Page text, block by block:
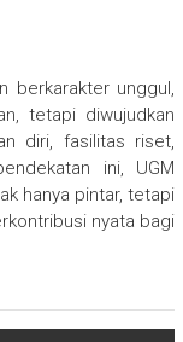
berkarakter unggul,
tetapi diwujudkan
diri, fasilitas riset,
ini, UGM
hanya pintar, tetapi
nyata bagi